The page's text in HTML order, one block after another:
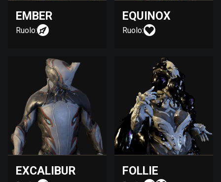
EMBER
Ruolo:
EQUINOX
Ruolo:
EXCALIBUR FOLLIE